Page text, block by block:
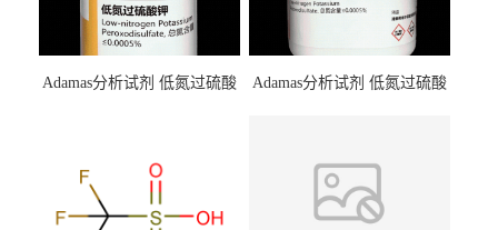
Adamas分析试剂 低氮过硫酸
（泰坦现货供应）
Adamas分析试剂 低氮过硫酸
（泰坦现货供应）